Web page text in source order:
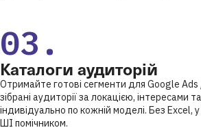
03.
Каталоги аудиторій
Отримайте готові сегменти для Google Ads
зібрані аудиторії за локацією, інтересами
індивідуально по кожній моделі. Без Excel,
ШІ помічником.